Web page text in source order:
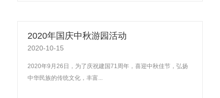
2020年国庆中秋游园活动
2020-10-15
2020年9月26日，为了庆祝建国71周年，喜迎中秋佳节，弘扬
中华民族的传统文化，丰富...